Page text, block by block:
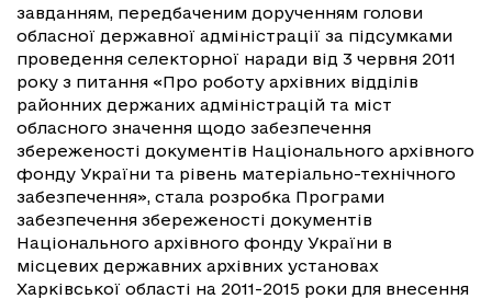
завданням, передбаченим дорученням голови
обласної державної адміністрації за підсумками
проведення селекторної наради від 3 червня 2011
року з питання «Про роботу архівних відділів
районних держаних адміністрацій та міст
обласного значення щодо забезпечення
збереженості документів Національного архівного
фонду України та рівень матеріально-технічного
забезпечення», стала розробка Програми
забезпечення збереженості документів
Національного архівного фонду України в
місцевих державних архівних установах
Харківської області на 2011-2015 роки для внесення